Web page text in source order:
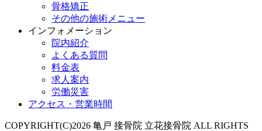
骨格矯正
その他の施術メニュー
インフォメーション
院内紹介
よくある質問
料金表
求人案内
労働災害
アクセス・営業時間
COPYRIGHT(C)2026 亀戸 接骨院 立花接骨院 ALL RIGHTS